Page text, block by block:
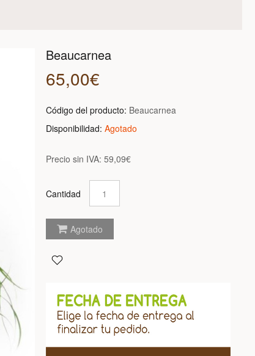
Beaucarnea
65,00€
Código del producto: Beaucarnea
Disponibilidad: Agotado
Precio sin IVA: 59,09€
Cantidad
Agotado